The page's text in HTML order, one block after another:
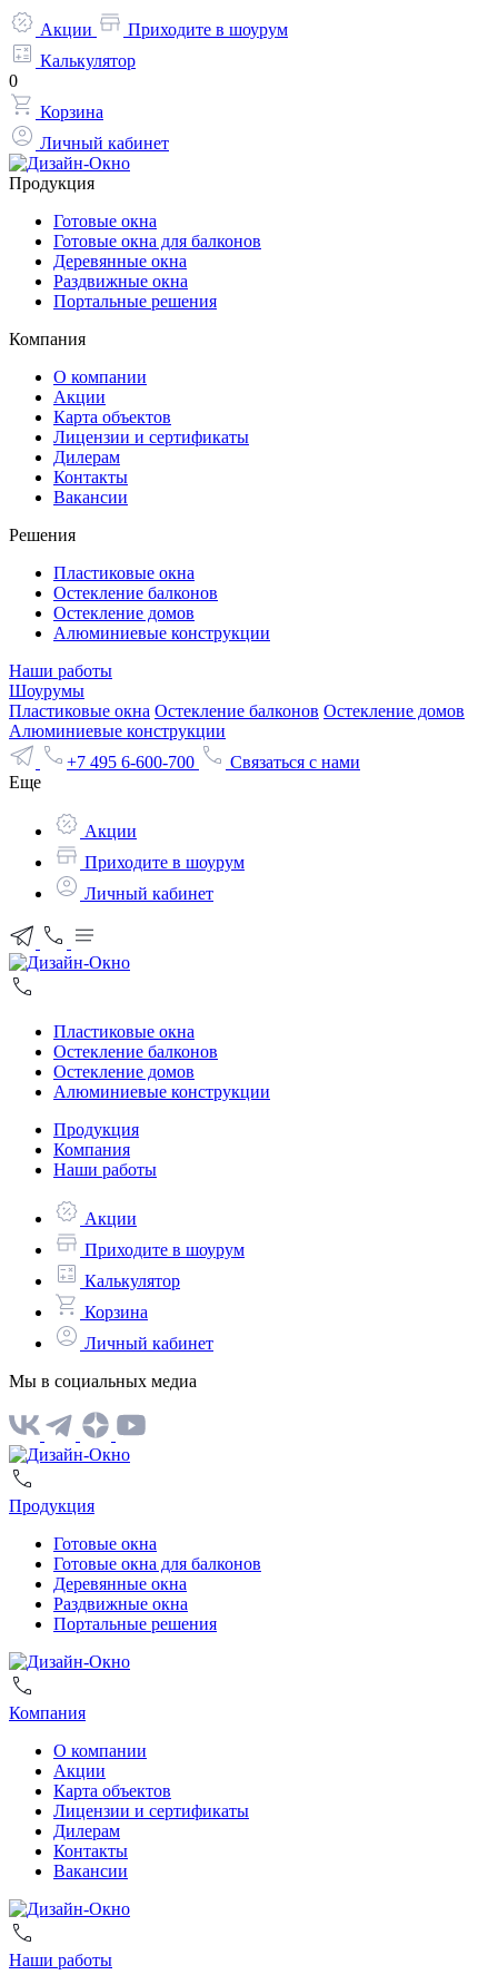
Акции
Приходите в шоурум
Калькулятор
0
Корзина
Личный кабинет
Продукция
Готовые окна
Готовые окна для балконов
Деревянные окна
Раздвижные окна
Портальные решения
Компания
О компании
Акции
Карта объектов
Лицензии и сертификаты
Дилерам
Контакты
Вакансии
Решения
Пластиковые окна
Остекление балконов
Остекление домов
Алюминиевые конструкции
Наши работы
Шоурумы
Пластиковые окна Остекление балконов Остекление домов
Алюминиевые конструкции
+7 495 6-600-700
Связаться с нами
Еще
Акции
Приходите в шоурум
Личный кабинет
Пластиковые окна
Остекление балконов
Остекление домов
Алюминиевые конструкции
Продукция
Компания
Наши работы
Акции
Приходите в шоурум
Калькулятор
Корзина
Личный кабинет
Мы в социальных медиа
Продукция
Готовые окна
Готовые окна для балконов
Деревянные окна
Раздвижные окна
Портальные решения
Компания
О компании
Акции
Карта объектов
Лицензии и сертификаты
Дилерам
Контакты
Вакансии
Наши работы